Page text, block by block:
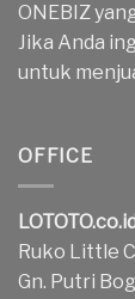
ONEBIZ
Jika Anda
untuk
OFFICE
Ruko Little
Gn. Putri